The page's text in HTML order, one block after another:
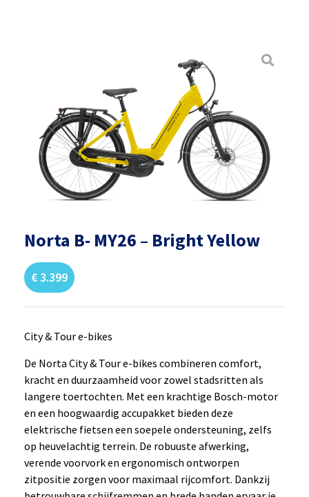
Norta B- MY26 – Bright Yellow
€3.399
City & Tour e-bikes
De Norta City & Tour e-bikes combineren comfort,
kracht en duurzaamheid voor zowel stadsritten als
langere toertochten. Met een krachtige Bosch-motor
en een hoogwaardig accupakket bieden deze
elektrische fietsen een soepele ondersteuning, zelfs
op heuvelachtig terrein. De robuuste afwerking,
verende voorvork en ergonomisch ontworpen
zitpositie zorgen voor maximaal rijcomfort. Dankzij